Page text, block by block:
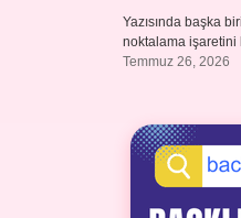
Yazısında başka
noktalama işaretini
Temmuz 26, 2026